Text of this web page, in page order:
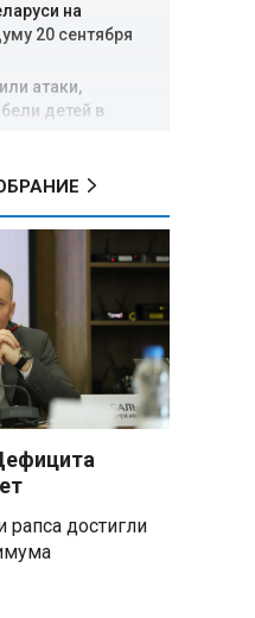
на
20 сентября
атаки,
детей в
позывным Гуль
ВСУ под ударами
Белгородской
приоритет, но
нельзя
за попытку
в России:
от
области
достигли